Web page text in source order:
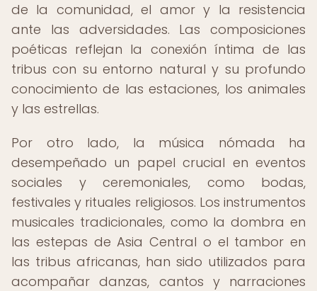
de la comunidad, el amor y la resistencia
ante las adversidades. Las composiciones
poéticas reflejan la conexión íntima de las
tribus con su entorno natural y su profundo
conocimiento de las estaciones, los animales
y las estrellas.
Por otro lado, la música nómada ha
desempeñado un papel crucial en eventos
sociales y ceremoniales, como bodas,
festivales y rituales religiosos. Los instrumentos
musicales tradicionales, como la dombra en
las estepas de Asia Central o el tambor en
las tribus africanas, han sido utilizados para
acompañar danzas, cantos y narraciones